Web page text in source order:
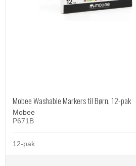
Mobee Washable Markers til Børn, 12-pak
Mobee
P671B
12-pak